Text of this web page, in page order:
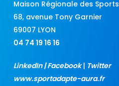
Maison Régionale des Sports
68, avenue Tony Garnier
69007 LYON
04 74 19 16 16
LinkedIn|Facebook| Twitter
www.sportadapte-aura.fr